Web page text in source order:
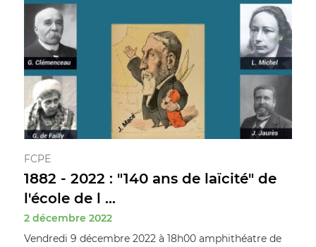
FCPE
1882 - 2022 : "140 ans de laïcité" de
l'école de l ...
2 décembre 2022
Vendredi 9 décembre 2022 à 18h00 amphithéatre de